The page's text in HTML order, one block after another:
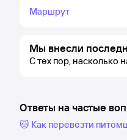
Маршрут
Мы внесли
С тех пор, насколько
Ответы на частые
🐱 Как перевезти